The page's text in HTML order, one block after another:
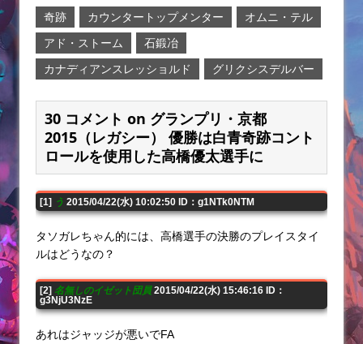
奇跡 カウンタートップメンター
オムニ・テル
アド・ストーム
石鍛冶
カナディアンスレッショルド
グリクシスデルバー
30 コメント on グランプリ・京都
2015（レガシー） 優勝は白青奇跡コント
ロールを使用した高橋優太選手に
[1] う 2015/04/22(水) 10:02:50 ID：g1NTk0NTM
タソガレちゃん的には、高橋選手の決勝のプレイスタイ
ルはどうなの？
[2] 名無しのイゼット団員2015/04/22(水) 15:46:16 ID：
g3NjU3NzE
あれはジャッジが悪いでFA